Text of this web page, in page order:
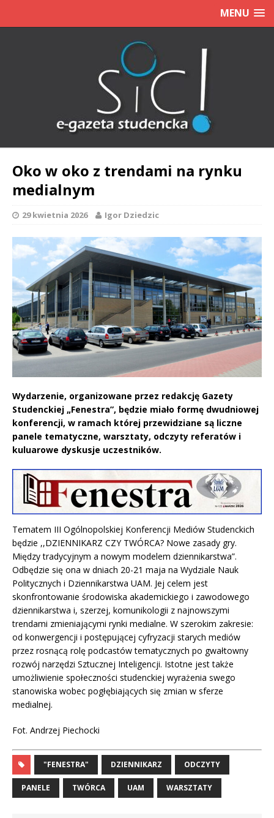
MENU
Oko w oko z trendami na rynku
medialnym
29 kwietnia 2026 Igor Dziedzic
Wydarzenie, organizowane przez redakcję Gazety
Studenckiej „Fenestra”, będzie miało formę dwudniowej
konferencji, w ramach której przewidziane są liczne
panele tematyczne, warsztaty, odczyty referatów i
kuluarowe dyskusje uczestników.
Tematem III Ogólnopolskiej Konferencji Mediów Studenckich
będzie ,,DZIENNIKARZ CZY TWÓRCA? Nowe zasady gry.
Między tradycyjnym a nowym modelem dziennikarstwa”.
Odbędzie się ona w dniach 20-21 maja na Wydziale Nauk
Politycznych i Dziennikarstwa UAM. Jej celem jest
skonfrontowanie środowiska akademickiego i zawodowego
dziennikarstwa i, szerzej, komunikologii z najnowszymi
trendami zmieniającymi rynki medialne. W szerokim zakresie:
od konwergencji i postępującej cyfryzacji starych mediów
przez rosnącą rolę podcastów tematycznych po gwałtowny
rozwój narzędzi Sztucznej Inteligencji. Istotne jest także
umożliwienie społeczności studenckiej wyrażenia swego
stanowiska wobec pogłębiających się zmian w sferze
medialnej.
Fot. Andrzej Piechocki
"FENESTRA" DZIENNIKARZ ODCZYTY
PANELE TWÓRCA UAM WARSZTATY